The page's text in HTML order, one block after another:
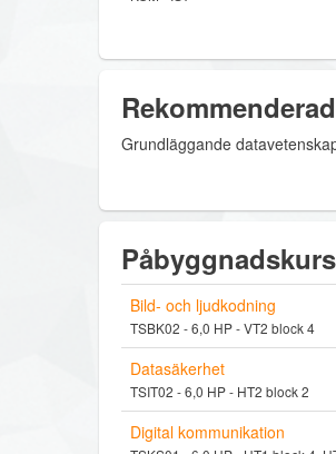
Grundläggande
Bild- och ljudkodning
TSBK02 - 6,0 HP - VT2 block 4
Datasäkerhet
TSIT02 - 6,0 HP - HT2 block 2
Digital kommunikation